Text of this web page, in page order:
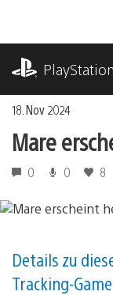
springen
PlayStation
18. Nov 2024
Mare
0 0 8
Details zu
Tracking-